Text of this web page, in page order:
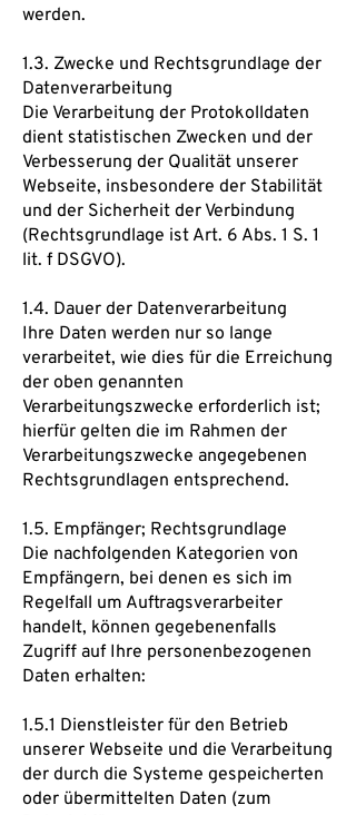
werden.
1.3. Zwecke und Rechtsgrundlage der
Datenverarbeitung
Die Verarbeitung der Protokolldaten
dient statistischen Zwecken und der
Verbesserung der Qualität unserer
Webseite, insbesondere der Stabilität
und der Sicherheit der Verbindung
(Rechtsgrundlage ist Art. 6 Abs. 1 S. 1
lit. f DSGVO).
1.4. Dauer der Datenverarbeitung
Ihre Daten werden nur so lange
verarbeitet, wie dies für die Erreichung
der oben genannten
Verarbeitungszwecke erforderlich ist;
hierfür gelten die im Rahmen der
Verarbeitungszwecke angegebenen
Rechtsgrundlagen entsprechend.
1.5. Empfänger; Rechtsgrundlage
Die nachfolgenden Kategorien von
Empfängern, bei denen es sich im
Regelfall um Auftragsverarbeiter
handelt, können gegebenenfalls
Zugriff auf Ihre personenbezogenen
Daten erhalten:
1.5.1 Dienstleister für den Betrieb
unserer Webseite und die Verarbeitung
der durch die Systeme gespeicherten
oder übermittelten Daten (zum